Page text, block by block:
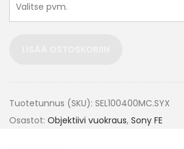
Tuotetunnus (SKU): SEL100400MC.SYX
Osastot: Objektiivi vuokraus, Sony FE